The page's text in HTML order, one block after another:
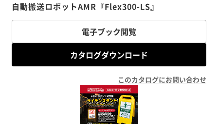
自動搬送ロボットAMR『Flex300-LS』
電子ブック閲覧
カタログダウンロード
このカタログにお問い合わせ